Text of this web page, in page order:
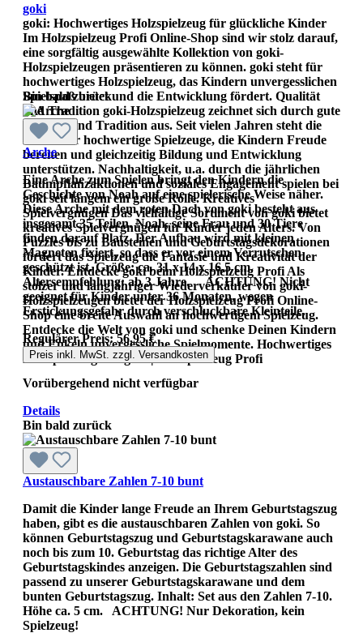
goki
goki: Hochwertiges Holzspielzeug für glückliche Kinder
Im Holzspielzeug Profi Online-Shop sind wir stolz darauf,
eine sorgfältig ausgewählte Kollektion von goki-
Holzspielzeugen präsentieren zu können. goki steht für
hochwertiges Holzspielzeug, das Kindern unvergesslichen
Spielspaß bietet und die Entwicklung fördert. Qualität
und Tradition goki-Holzspielzeug zeichnet sich durch gute
Qualität und Tradition aus. Seit vielen Jahren steht die
Marke für hochwertige Spielzeuge, die Kindern Freude
bereiten und gleichzeitig Bildung und Entwicklung
unterstützen. Nachhaltigkeit, u.a. durch die jährlichen
Baumpflanzaktionen und soziales Engagement spielen bei
goki seit langem ein große Rolle. Kreatives
Spielvergnügen Das vielfältige Sortiment von goki bietet
kreatives Spielvergnügen für Kinder jeden Alters. Von
Puzzles bis zu Bausteinen und Geburtstagsdekorationen
fördert das Spielzeug die Fantasie und Kreativität der
Kinder. Entdecke goki beim Holzspielzeug Profi Als
stolzer und langjähriger Wiederverkäufer von goki-
Holzspielzeugen bietet der Holzspielzeug Profi Online-
Shop eine breite Auswahl an hochwertigem Spielzeug.
Entdecke die Welt von goki und schenke Deinen Kindern
und Enkeln unvergessliche Spielmomente. Hochwertiges
Holzspielzeug von goki | Holzspielzeug Profi
Bin bald zurück
Arche
Eine Arche zum Spielen bringt den Kindern die
Geschichte von Noah auf eine spielerische Weise näher.
Diese Arche mit dem roten Dach von goki besteht aus
insgesamt 35 Teilen. Noah, seine Frau und 30 Tiere
finden darauf Platz. Der Aufbau wird mit kleinen
Magneten fixiert, so dass er vor einem Verrutschen
geschützt ist. Größe: ca. 31 x 14 x 16,5 cm.
Altersempfehlung: ab 3 Jahre. ACHTUNG! Nicht
geeignet für Kinder unter 36 Monaten, wegen
Erstickungsgefahr durch verschluckbare Kleinteile.
Regulärer Preis:56,95 €
Preis inkl. MwSt. zzgl. Versandkosten
Vorübergehend nicht verfügbar
Details
Bin bald zurück
Austauschbare Zahlen 7-10 bunt
Damit die Kinder lange Freude an Ihrem Geburtstagszug
haben, gibt es die austauschbaren Zahlen von goki. So
können Geburtstagszug und Geburtstagskarawane auch
noch bis zum 10. Geburtstag das richtige Alter des
Geburtstagskindes anzeigen. Die Geburtstagszahlen sind
passend zu unserer Geburtstagskarawane und dem
bunten Geburtstagszug. Inhalt: Set aus den Zahlen 7-10.
Höhe ca. 5 cm. ACHTUNG! Nur Dekoration, kein
Spielzeug!